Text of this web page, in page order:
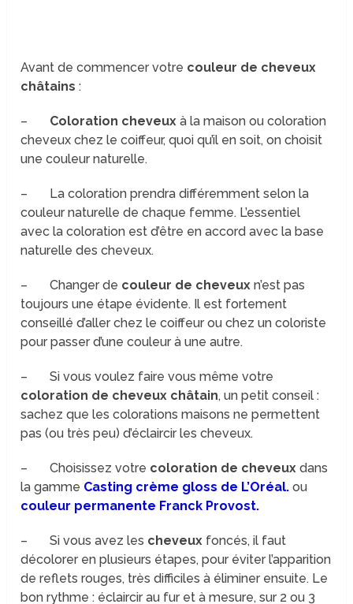
Avant de commencer votre couleur de cheveux
châtains:
– Coloration cheveux à la maison ou coloration
cheveux chez le coiffeur, quoi qu’il en soit, on choisit
une couleur naturelle.
– La coloration prendra différemment selon la
couleur naturelle de chaque femme. L’essentiel
avec la coloration est d’être en accord avec la base
naturelle des cheveux.
– Changer de couleur de cheveux n’est pas
toujours une étape évidente. Il est fortement
conseillé d’aller chez le coiffeur ou chez un coloriste
pour passer d’une couleur à une autre.
– Si vous voulez faire vous même votre
coloration de cheveux châtain, un petit conseil :
sachez que les colorations maisons ne permettent
pas (ou très peu) d’éclaircir les cheveux.
– Choisissez votre coloration de cheveux dans
la gamme Casting crème gloss de L’Oréal. ou
couleur permanente Franck Provost.
– Si vous avez les cheveux foncés, il faut
décolorer en plusieurs étapes, pour éviter l’apparition
de reflets rouges, très difficiles à éliminer ensuite. Le
bon rythme : éclaircir au fur et à mesure, sur 2 ou 3